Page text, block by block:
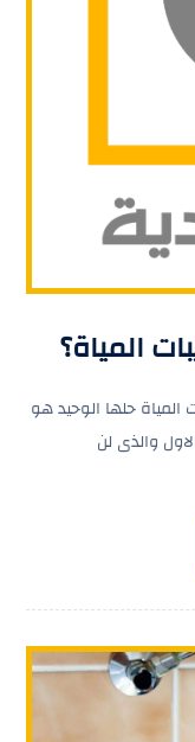
المياة؟
المياة حلها الوحيد هو
والذى لن